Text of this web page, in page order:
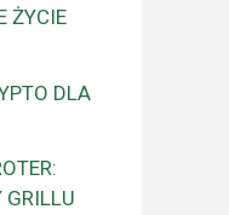
ŻYCIE
DLA
GRILLU